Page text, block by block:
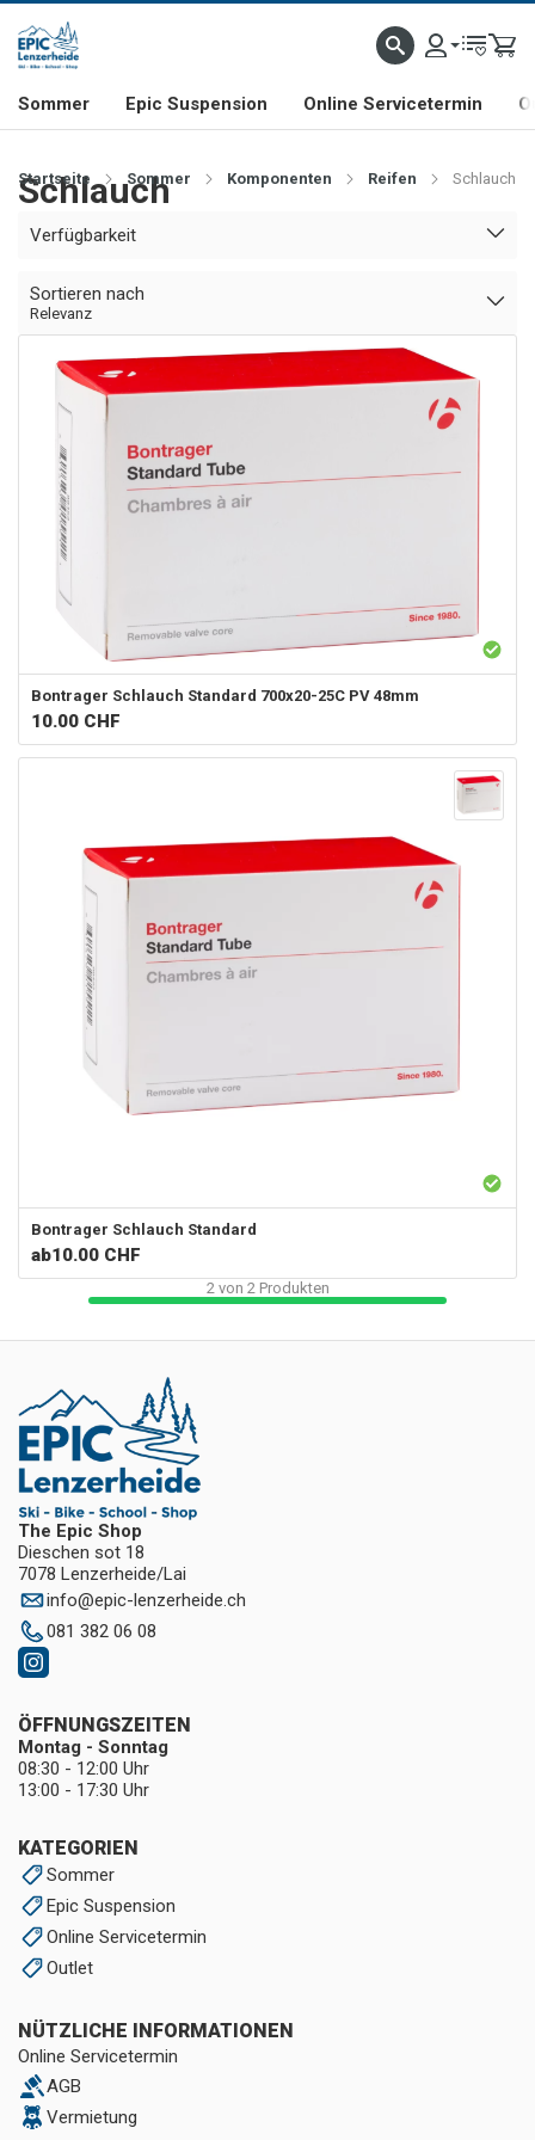
& FREERIDE-SPEZIALIST SCHWEIZER FIRMA SHOP & SHOWROOM IN
Sommer Epic Suspension Online Servicetermin
Startseite Sommer Komponenten Reifen Schlauch
Schlauch
Verfügbarkeit
Sortieren nach
Relevanz
Bontrager Schlauch Standard 700x20-25C PV 48mm
10.00 CHF
Bontrager Schlauch Standard
ab10.00 CHF
2 von 2 Produkten
The Epic Shop
Dieschen sot 18
7078 Lenzerheide/Lai
info@epic-lenzerheide.ch
081 382 06 08
KATEGORIEN
Sommer
Epic Suspension
Online Servicetermin
Outlet
NÜTZLICHE INFORMATIONEN
Online Servicetermin
AGB
Vermietung
ÖFFNUNGSZEITEN
Montag - Sonntag
08:30 - 12:00 Uhr
13:00 - 17:30 Uhr